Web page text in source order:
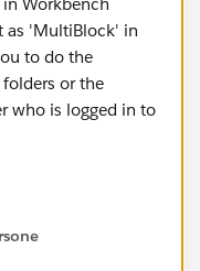
as 'MultiBlock' in
to do the
or the
who is logged in to
page/Workbenc